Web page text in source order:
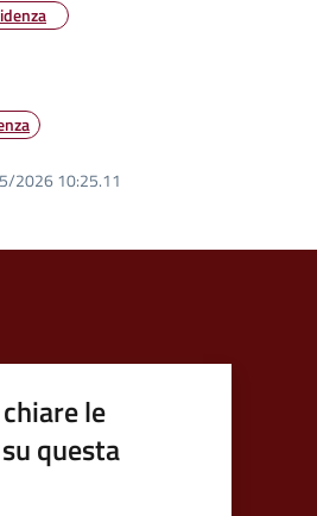
2026 10:25.11
le
questa